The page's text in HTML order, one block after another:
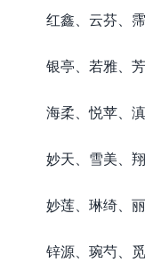
红鑫、云芬、
银亭、若雅、
海柔、悦苹、
妙天、雪美、
妙莲、琳绮、
锌源、琬芍、